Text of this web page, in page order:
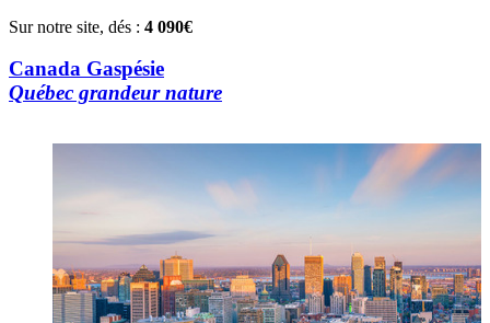
Sur notre site, dés : 4 090€
Canada Gaspésie
Québec grandeur nature